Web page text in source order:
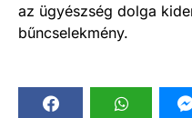
az ügyészség dolga
bűncselekmény.